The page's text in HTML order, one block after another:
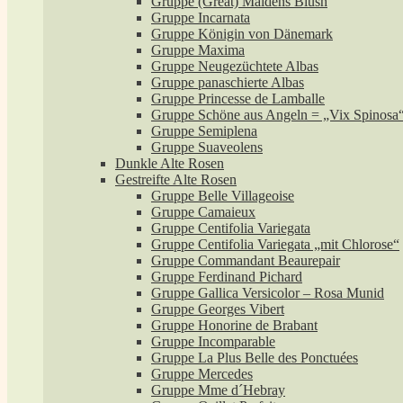
Gruppe Incarnata
Gruppe Königin von Dänemark
Gruppe Maxima
Gruppe Neugezüchtete Albas
Gruppe panaschierte Albas
Gruppe Princesse de Lamballe
Gruppe Schöne aus Angeln = „Vix
Gruppe Semiplena
Gruppe Suaveolens
Dunkle Alte Rosen
Gestreifte Alte Rosen
Gruppe Belle Villageoise
Gruppe Camaieux
Gruppe Centifolia Variegata
Gruppe Centifolia Variegata „mit Chlorose“
Gruppe Commandant Beaurepair
Gruppe Ferdinand Pichard
Gruppe Gallica Versicolor – Rosa Munid
Gruppe Georges Vibert
Gruppe Honorine de Brabant
Gruppe Incomparable
Gruppe La Plus Belle des Ponctuées
Gruppe Mercedes
Gruppe Mme d´Hebray